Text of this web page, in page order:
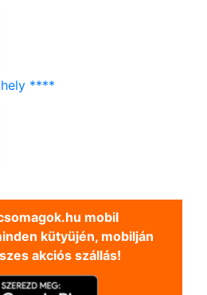
****
mobil
kütyüjén, mobilján
akciós szállás!